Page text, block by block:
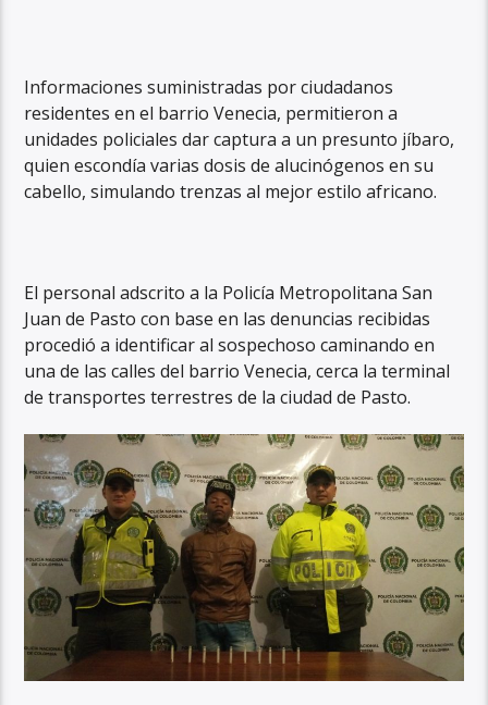
Informaciones suministradas por ciudadanos
residentes en el barrio Venecia, permitieron a
unidades policiales dar captura a un presunto jíbaro,
quien escondía varias dosis de alucinógenos en su
cabello, simulando trenzas al mejor estilo africano.
El personal adscrito a la Policía Metropolitana San
Juan de Pasto con base en las denuncias recibidas
procedió a identificar al sospechoso caminando en
una de las calles del barrio Venecia, cerca la terminal
de transportes terrestres de la ciudad de Pasto.